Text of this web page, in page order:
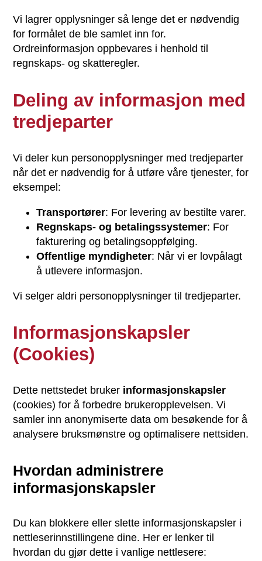
Vi lagrer opplysninger så lenge det er nødvendig
for formålet de ble samlet inn for.
Ordreinformasjon oppbevares i henhold til
regnskaps- og skatteregler.
Deling av informasjon med
tredjeparter
Vi deler kun personopplysninger med tredjeparter
når det er nødvendig for å utføre våre tjenester, for
eksempel:
Transportører: For levering av bestilte varer.
Regnskaps- og betalingssystemer: For
fakturering og betalingsoppfølging.
Offentlige myndigheter: Når vi er lovpålagt
å utlevere informasjon.
Vi selger aldri personopplysninger til tredjeparter.
Informasjonskapsler
(Cookies)
Dette nettstedet bruker informasjonskapsler
(cookies) for å forbedre brukeropplevelsen. Vi
samler inn anonymiserte data om besøkende for å
analysere bruksmønstre og optimalisere nettsiden.
Hvordan administrere
informasjonskapsler
Du kan blokkere eller slette informasjonskapsler i
nettleserinnstillingene dine. Her er lenker til
hvordan du gjør dette i vanlige nettlesere: